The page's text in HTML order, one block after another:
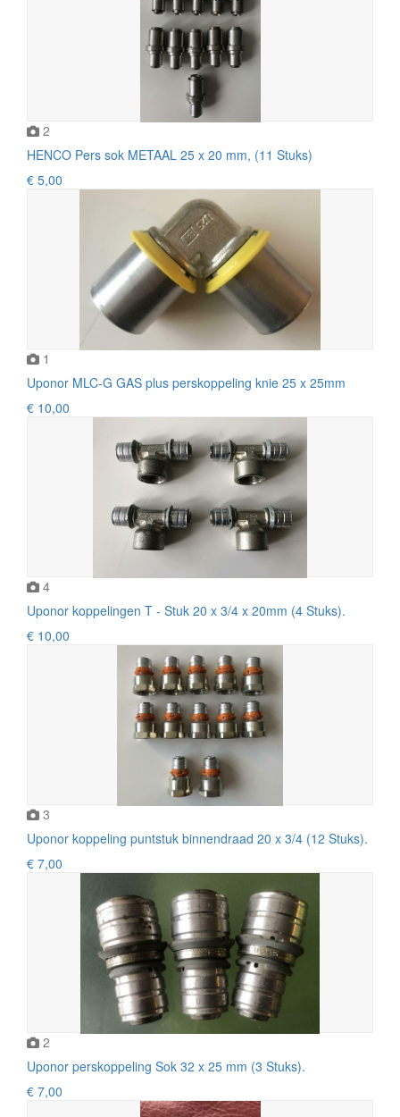
2
HENCO Pers sok METAAL 25 x 20 mm, (11 Stuks)
€ 5,00
1
Uponor MLC-G GAS plus perskoppeling knie 25 x 25mm
€ 10,00
4
Uponor koppelingen T - Stuk 20 x 3/4 x 20mm (4 Stuks).
€ 10,00
3
Uponor koppeling puntstuk binnendraad 20 x 3/4 (12 Stuks).
€ 7,00
2
Uponor perskoppeling Sok 32 x 25 mm (3 Stuks).
€ 7,00